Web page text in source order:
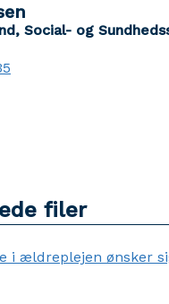
Social- og
filer
i ældreplejen ønsker